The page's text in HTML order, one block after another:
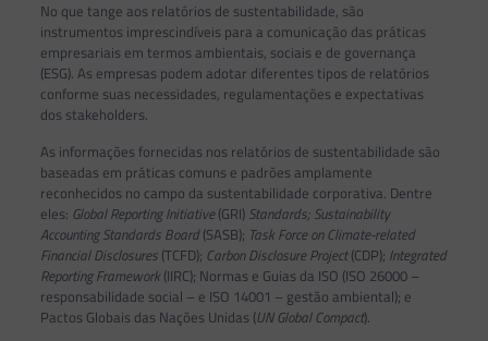
No que tange aos relatórios de sustentabilidade, são
instrumentos imprescindíveis para a comunicação das práticas
empresariais em termos ambientais, sociais e de governança
(ESG). As empresas podem adotar diferentes tipos de relatórios
conforme suas necessidades, regulamentações e expectativas
dos stakeholders.
As informações fornecidas nos relatórios de sustentabilidade são
baseadas em práticas comuns e padrões amplamente
reconhecidos no campo da sustentabilidade corporativa. Dentre
eles: Global Reporting Initiative(GRI) Standards; Sustainability
Accounting Standards Board(SASB); Task Force on Climate-related
Financial Disclosures (TCFD); Carbon Disclosure Project(CDP); Integrated
Reporting Framework (IIRC); Normas e Guias da ISO (ISO 26000 –
responsabilidade social – e ISO 14001 – gestão ambiental); e
Pactos Globais das Nações Unidas (UN Global Compact).